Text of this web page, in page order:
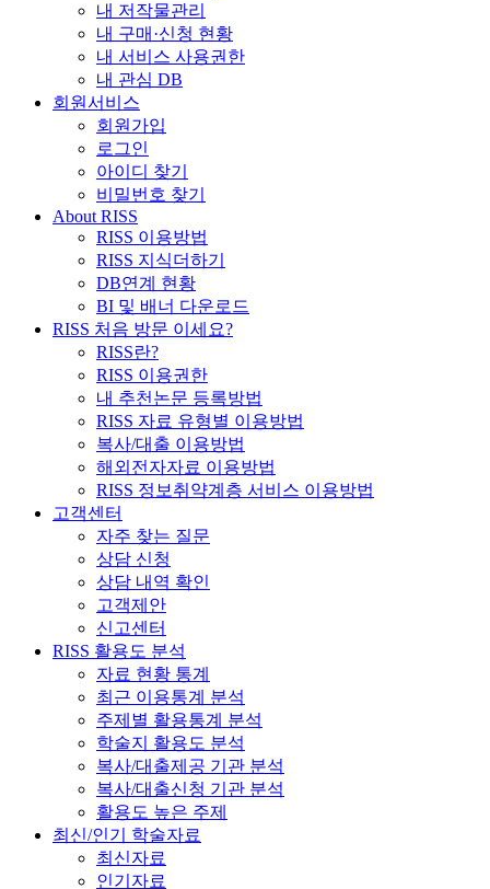
내 저작물관리
내 구매·신청 현황
내 서비스 사용권한
내 관심 DB
회원서비스
회원가입
로그인
아이디 찾기
비밀번호 찾기
About RISS
RISS 이용방법
RISS 지식더하기
DB연계 현황
BI 및 배너 다운로드
RISS 처음 방문 이세요?
RISS란?
RISS 이용권한
내 추천논문 등록방법
RISS 자료 유형별 이용방법
복사/대출 이용방법
해외전자자료 이용방법
RISS 정보취약계층 서비스 이용방법
고객센터
자주 찾는 질문
상담 신청
상담 내역 확인
고객제안
신고센터
RISS 활용도 분석
자료 현황 통계
최근 이용통계 분석
주제별 활용통계 분석
학술지 활용도 분석
복사/대출제공 기관 분석
복사/대출신청 기관 분석
활용도 높은 주제
최신/인기 학술자료
최신자료
인기자료